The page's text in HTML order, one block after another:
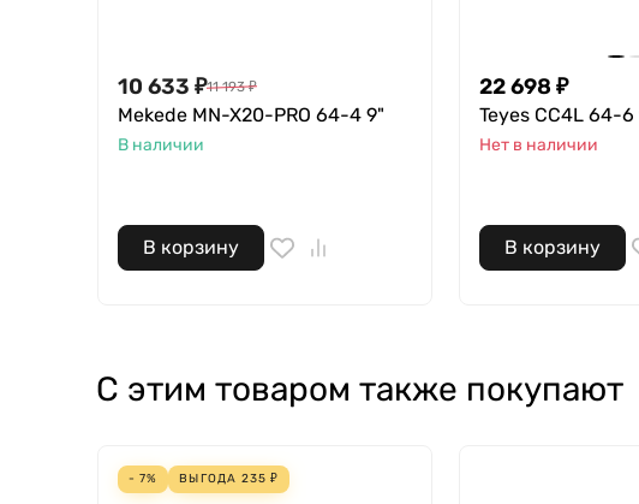
10 633 ₽11 193 ₽
Mekede MN-X20-PRO 64-4 9"
В наличии
В корзину
22 698 ₽
Teyes CC4L 64-6
Нет в наличии
В корзину
С этим товаром также покупают
- 7% ВЫГОДА 235 ₽